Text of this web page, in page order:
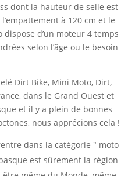
dont la hauteur de selle est
à 120 cm et le
d’un moteur 4 temps
selon l’âge ou le besoin
Dirt Bike, Mini Moto, Dirt,
dans le Grand Ouest et
et il y a plein de bonnes
nous apprécions cela !
dans la catégorie " moto
est sûrement la région